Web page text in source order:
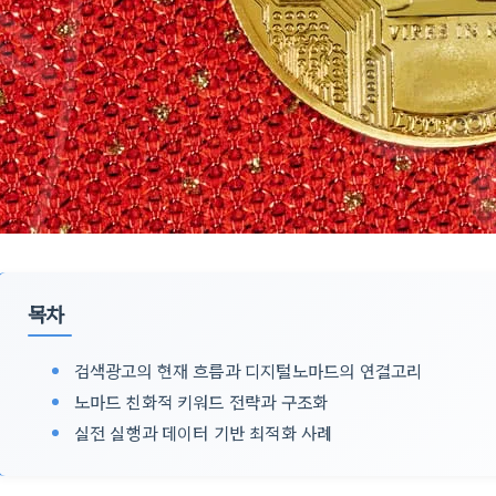
목차
검색광고의 현재 흐름과 디지털노마드의 연결고리
노마드 친화적 키워드 전략과 구조화
실전 실행과 데이터 기반 최적화 사례